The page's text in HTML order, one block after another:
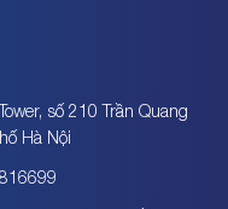
số 210 Trần Quang
Hà Nội